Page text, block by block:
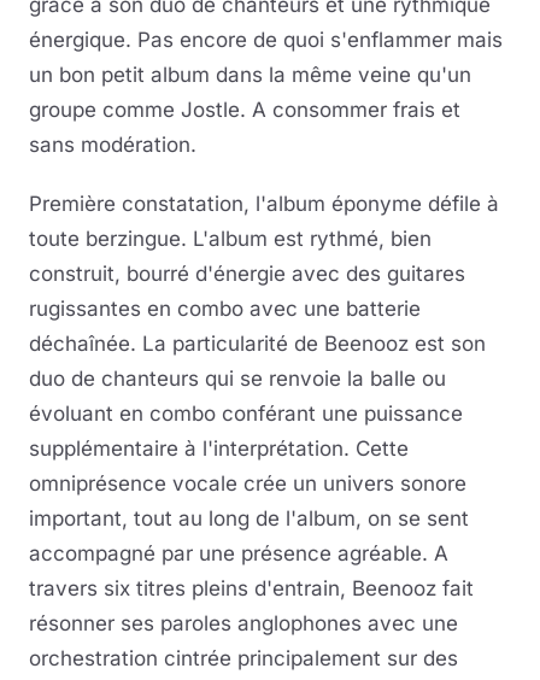
grâce à son duo de chanteurs et une rythmique
énergique. Pas encore de quoi s'enflammer mais
un bon petit album dans la même veine qu'un
groupe comme Jostle. A consommer frais et
sans modération.
Première constatation, l'album éponyme défile à
toute berzingue. L'album est rythmé, bien
construit, bourré d'énergie avec des guitares
rugissantes en combo avec une batterie
déchaînée. La particularité de Beenooz est son
duo de chanteurs qui se renvoie la balle ou
évoluant en combo conférant une puissance
supplémentaire à l'interprétation. Cette
omniprésence vocale crée un univers sonore
important, tout au long de l'album, on se sent
accompagné par une présence agréable. A
travers six titres pleins d'entrain, Beenooz fait
résonner ses paroles anglophones avec une
orchestration cintrée principalement sur des